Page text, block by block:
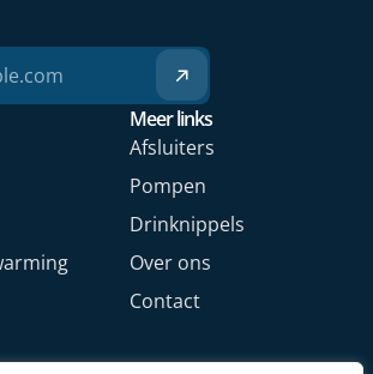
Meer links
Afsluiters
Pompen
Drinknippels
Over ons
Contact